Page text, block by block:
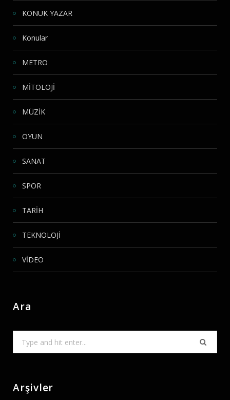
KONUK YAZAR
Konular
METRO
MİTOLOJİ
MÜZİK
OYUN
SANAT
SPOR
TARİH
TEKNOLOJİ
VİDEO
Ara
Arşivler